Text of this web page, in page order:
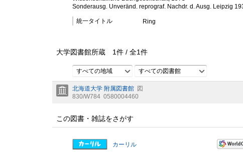
Sonderausg. Unveränd. reprograf. Nachdr. d. Ausg. Leipzig
統一タイトル Ring
大学図書館所蔵 1件 / 全1件
すべての地域 すべての図書館
北海道大学 附属図書館 図
830/W784 0580004460
この図書・雑誌をさがす
カーリル